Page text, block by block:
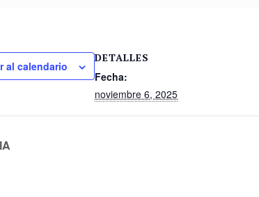
al calendario
DETALLES
Fecha:
noviembre 6, 2025